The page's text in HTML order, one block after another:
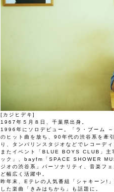
[カジヒデキ]
1967年５月８日、千葉県出身。
1996年にソロデビュー。「ラ・ブーム
のヒット曲を放ち、90年代の渋谷系を牽
り、タンバリンスタジオなどでレコーディ
またイベント「BLUE BOYS CLUB」主
ック」、bayfm「SPACE SHOWER
ジオの渋谷系」パーソナリティ、音楽フ
ど幅広く活躍中。
昨年末、Eテレの人気番組「シャキーン!
した楽曲「きみはちから」も話題に。